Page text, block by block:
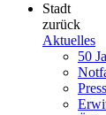
Stadt
zurück
Aktuelles
50